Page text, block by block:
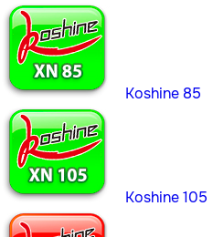
Koshine 85
Koshine 105